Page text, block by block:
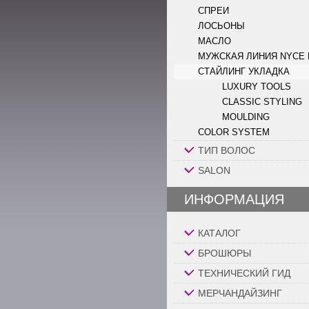
СПРЕИ
ЛОСЬОНЫ
МАСЛО
МУЖСКАЯ ЛИНИЯ NYCE
СТАЙЛИНГ УКЛАДКА
LUXURY TOOLS
CLASSIC STYLING
MOULDING
COLOR SYSTEM
ТИП ВОЛОС
SALON
ИНФОРМАЦИЯ
КАТАЛОГ
БРОШЮРЫ
ТЕХНИЧЕСКИЙ ГИД
МЕРЧАНДАЙЗИНГ